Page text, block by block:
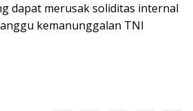
dapat merusak soliditas internal
kemanunggalan TNI